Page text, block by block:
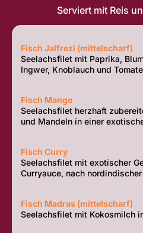
Serviert mit Reis
Fisch Jalfrezi (mittelscharf)
Seelachsfilet mit Paprika,
Ingwer, Knoblauch und
Fisch Mango
Seelachsfilet herzhaft
und Mandeln in einer
Fisch Curry
Seelachsfilet mit exotischer
Curryauce, nach
Fisch Madras (mittelscharf)
Seelachsfilet mit Kokosmilch